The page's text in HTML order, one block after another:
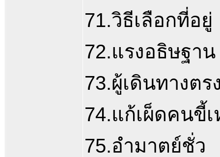
71.วิธีเลือกที่อยู่
72.แรงอธิษฐาน
73.ผู้เดินทางตร
74.แก้เผ็ดคนขี้
75.อำมาตย์ชั่ว